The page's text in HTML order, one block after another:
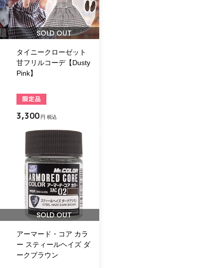
SOLD OUT
タイニークローゼット
甘フリルコーデ【Dusty
Pink】
3,300 円 税込
SOLD OUT
アーマード・コア カラ
ー スティールヘイズ ダ
ークブラウン